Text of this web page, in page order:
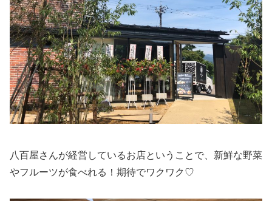
八百屋さんが経営しているお店ということで、新鮮な野菜
やフルーツが食べれる！期待でワクワク♡